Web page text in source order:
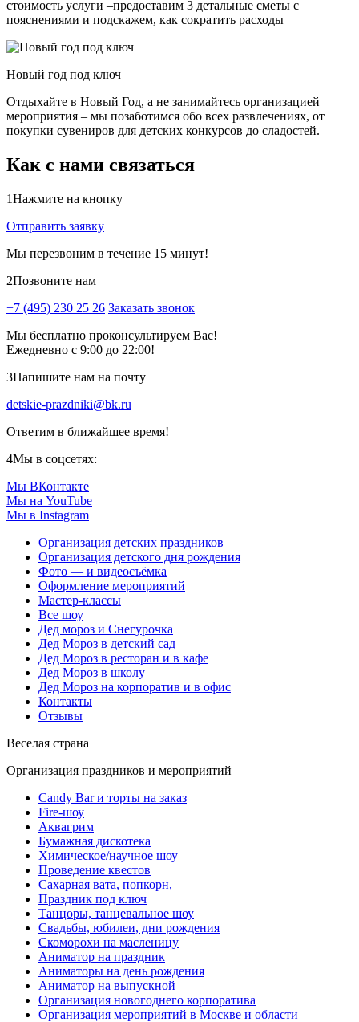
стоимость услуги –предоставим 3 детальные сметы с
пояснениями и подскажем, как сократить расходы
Новый год под ключ
Отдыхайте в Новый Год, а не занимайтесь организацией
мероприятия – мы позаботимся обо всех развлечениях, от
покупки сувениров для детских конкурсов до сладостей.
Как с нами связаться
1Нажмите на кнопку
Отправить заявку
Мы перезвоним в течение 15 минут!
2Позвоните нам
+7 (495) 230 25 26 Заказать звонок
Мы бесплатно проконсультируем Вас!
Ежедневно с 9:00 до 22:00!
3Напишите нам на почту
detskie-prazdniki@bk.ru
Ответим в ближайшее время!
4Мы в соцсетях:
Мы ВКонтакте
Мы на YouTube
Мы в Instagram
Организация детских праздников
Организация детского дня рождения
Фото — и видеосъёмка
Оформление мероприятий
Мастер-классы
Все шоу
Дед мороз и Снегурочка
Дед Мороз в детский сад
Дед Мороз в ресторан и в кафе
Дед Мороз в школу
Дед Мороз на корпоратив и в офис
Контакты
Отзывы
Веселая страна
Организация праздников и мероприятий
Candy Bar и торты на заказ
Fire-шоу
Аквагрим
Бумажная дискотека
Химическое/научное шоу
Проведение квестов
Сахарная вата, попкорн,
Праздник под ключ
Танцоры, танцевальное шоу
Свадьбы, юбилеи, дни рождения
Скоморохи на масленицу
Аниматор на праздник
Аниматоры на день рождения
Аниматор на выпускной
Организация новогоднего корпоратива
Организация мероприятий в Москве и области